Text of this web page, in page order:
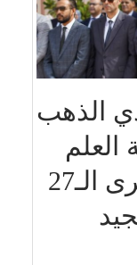
الذهب
الوطني احتفاءً بالذكرى الـ27